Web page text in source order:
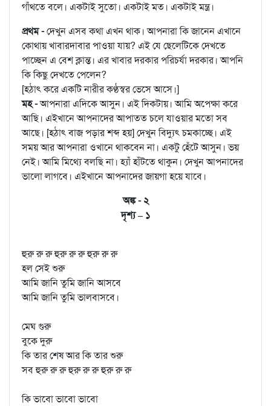
গাঁথতে বলে। একটাই সুতো। একটাই মত। একটাই মন্ত্র।
প্রথম -দেখুন এসব কথা এখন থাক। আপনারা কি জানেন এখানে
কোথায় খাবারদাবার পাওয়া যায়? এই যে ছেলেটিকে দেখতে
পাচ্ছেন এ বেশ ক্লান্ত। এর খাবার দরকার পরিচর্যা দরকার। আপনি
কি কিছু দেখতে পেলেন?
[হঠাৎ করে একটি নারীর কণ্ঠস্বর ভেসে আসে।]
মহ -আপনারা এদিকে আসুন। এই দিকটায়। আমি অপেক্ষা করে
আছি। এইখানে আপনাদের আপাতত চলে যাওয়ার মতো সব
আছে। [হঠাৎ বাজ পড়ার শব্দ হয়] দেখুন বিদ্যুৎ চমকাচ্ছে। এই
সময় আর আপনারা ওখানে থাকবেন না। একটু হেঁটে আসুন। ভয়
নেই। আমি মিথ্যে বলছি না। হ্যাঁ হাঁটতে থাকুন। দেখুন আপনাদের
ভালো লাগবে। এইখানে আপনাদের জায়গা হয়ে যাবে।
অঙ্ক - ২
দৃশ্য – ১
হুরু রু রু হুরু রু রু হুরু রু রু
হল সেই শুরু
আমি জানি তুমি জানি আসবে
আমি জানি তুমি ভালবাসবে।
মেঘ গুরু
বুকে দুরু
কি তার শেষ আর কি তার শুরু
সব হুরু রু রু হুরু রু রু হুরু রু রু
কি ভাবো ভাবো ভাবো